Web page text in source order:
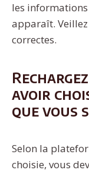
les
apparaît.
correctes.
avoir
que vous
Selon la
choisie, vous